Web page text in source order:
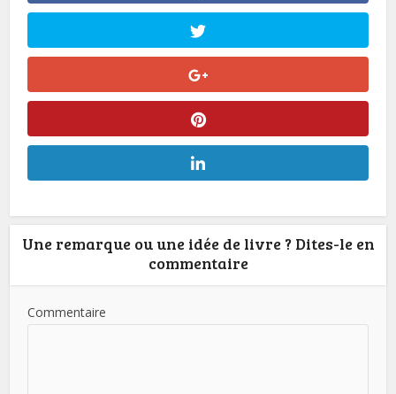
Une remarque ou une idée de livre ? Dites-le en
commentaire
Commentaire